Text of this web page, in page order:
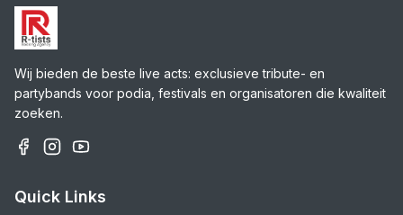
Wij bieden de beste live acts: exclusieve tribute- en
partybands voor podia, festivals en organisatoren die kwaliteit
zoeken.
Quick Links